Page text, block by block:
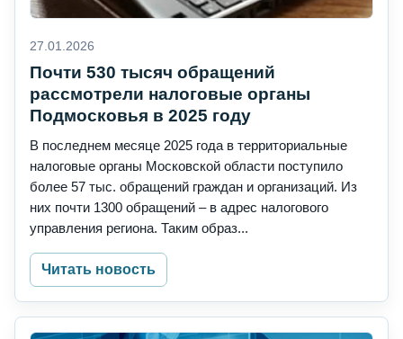
27.01.2026
Почти 530 тысяч обращений
рассмотрели налоговые органы
Подмосковья в 2025 году
В последнем месяце 2025 года в территориальные
налоговые органы Московской области поступило
более 57 тыс. обращений граждан и организаций. Из
них почти 1300 обращений – в адрес налогового
управления региона. Таким образ...
Читать новость